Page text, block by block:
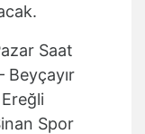
Saat
Beyçayır
Spor